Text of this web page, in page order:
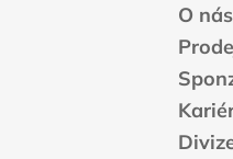
O nás